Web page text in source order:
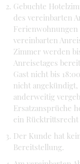
Gebuchte
des vereinbarten
Ferienwohnungen
vereinbarten
Zimmer werden
Anreisetages
Gast nicht bis
nicht
anderweitig
Ersatzansprüche
ein Rücktrittsrecht
Der Kunde hat
Bereitstellung.